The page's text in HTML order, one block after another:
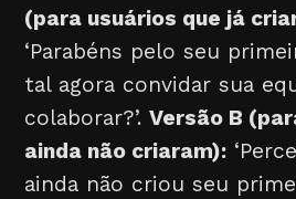
(para usuários que já
‘Parabéns pelo seu
tal agora convidar sua
colaborar?’.Versão B
ainda não criaram):
ainda não criou seu